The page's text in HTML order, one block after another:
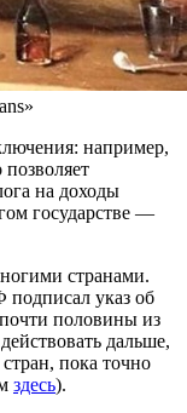
например,
на доходы
государстве —
странами.
подписал указ об
половины из
дальше,
пока точно
здесь).